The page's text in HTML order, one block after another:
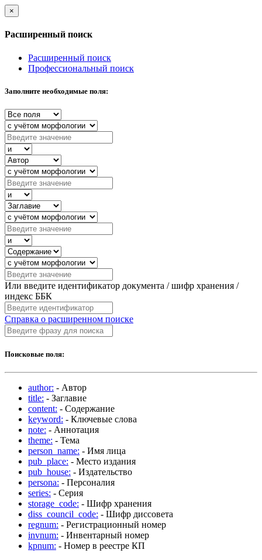
×
Расширенный поиск
Расширенный поиск
Профессиональный поиск
Заполните необходимые поля:
Или введите идентификатор документа / шифр хранения /
индекс ББК
Справка о расширенном поиске
Поисковые поля:
author: - Автор
title: - Заглавие
content: - Содержание
keyword: - Ключевые слова
note: - Аннотация
theme: - Тема
person_name: - Имя лица
pub_place: - Место издания
pub_house: - Издательство
persona: - Персоналия
series: - Серия
storage_code: - Шифр хранения
diss_council_code: - Шифр диссовета
regnum: - Регистрационный номер
invnum: - Инвентарный номер
kpnum: - Номер в реестре КП